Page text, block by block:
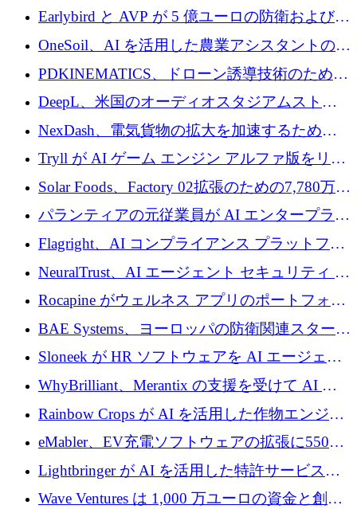
ユーロでMinisaを支援
Earlybird と AVP が 5 億ユーロの防衛および二
重用途の成長基金である E2D を立ち上げる
OneSoil、AI を活用した農業アシスタントの拡
大に​​ 100 万ユーロを確保
PDKINEMATICS、ドローン誘導技術のために
200 万ユーロを調達
DeepL、米国のオーディオスタジアムストリ
ーミング事業Mixhaloを買収
NexDash、電気貨物の拡大を加速するために
EIT Urban Mobilityから250万ユーロを確保
Tryll が AI ゲーム エンジン アルファ版をリリ
ースし、60 万ドルのプレシード資金を確保
Solar Foods、Factory 02拡張のための7,780万ユ
ーロの資金調達パッケージを獲得
パランティアの元従業員が AI エンタープライ
ズ スタートアップの Conduct に 6,000 万ドル
を調達
Flagright、AI コンプライアンス プラットフォ
ームを拡張するためにシリーズ A で 1,250 万
ドルを確保
NeuralTrust、AI エージェント セキュリティ プ
ラットフォームの拡張に 2,000 万ドルを調達
Rocapine がウェルネス アプリのポートフォリ
オを拡大するためにシリーズ A で 1,300 万ド
ルを調達
BAE Systems、ヨーロッパの防衛関連スタート
アップの規模拡大を支援するために 5,000 万
Sloneek が HR ソフトウェアを AI エージェン
トに変えるために 600 万ドルを調達
WhyBrilliant、Merantix の支援を受けて AI 求
人マッチングを拡大するために 100 万ユーロ
Rainbow Crops が AI を活用した作物エンジニ
アリングを拡張するために 970 万ユーロを調
eMabler、EV充電ソフトウェアの拡張に550万
ユーロを確保
Lightbringer が AI を活用した特許サービスを
拡大するために 1,000 万ドルを調達
Wave Ventures は 1,000 万ユーロの資金と創設